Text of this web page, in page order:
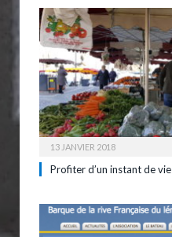
13 JANVIER 2018
Profiter d’un instant de vie